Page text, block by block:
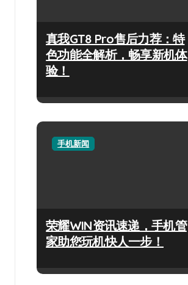
真我GT8 Pro售后力荐：特
色功能全解析，畅享新机体
验！
手机新闻
荣耀WIN资讯速递，手机管
家助您玩机快人一步！